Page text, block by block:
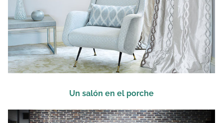
Un salón en el porche